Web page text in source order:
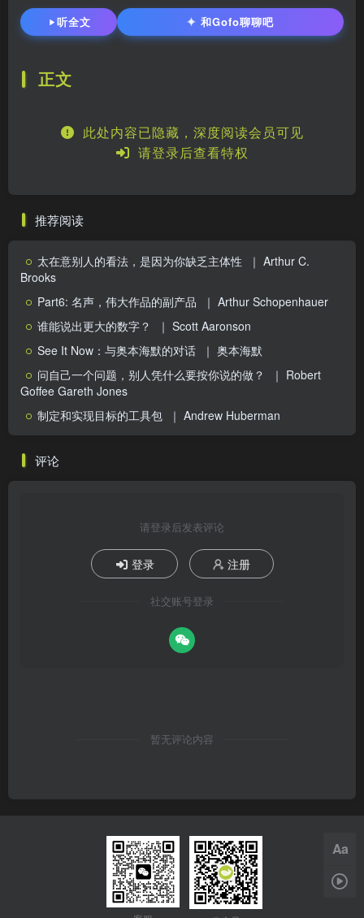
听全文 ✦和Gofo聊聊吧
正文
此处内容已隐藏，深度阅读会员可见
请登录后查看特权
推荐阅读
太在意别人的看法，是因为你缺乏主体性 ｜ Arthur C.
Brooks
Part6: 名声，伟大作品的副产品 ｜ Arthur Schopenhauer
谁能说出更大的数字？
｜ Scott Aaronson
See It Now：与奥本海默的对话 ｜ 奥本海默
问自己一个问题，别人凭什么要按你说的做？
｜ Robert
Goffee Gareth Jones
制定和实现目标的工具包 ｜ Andrew Huberman
评论
请登录后发表评论
登录 注册
社交账号登录
暂无评论内容
Aa